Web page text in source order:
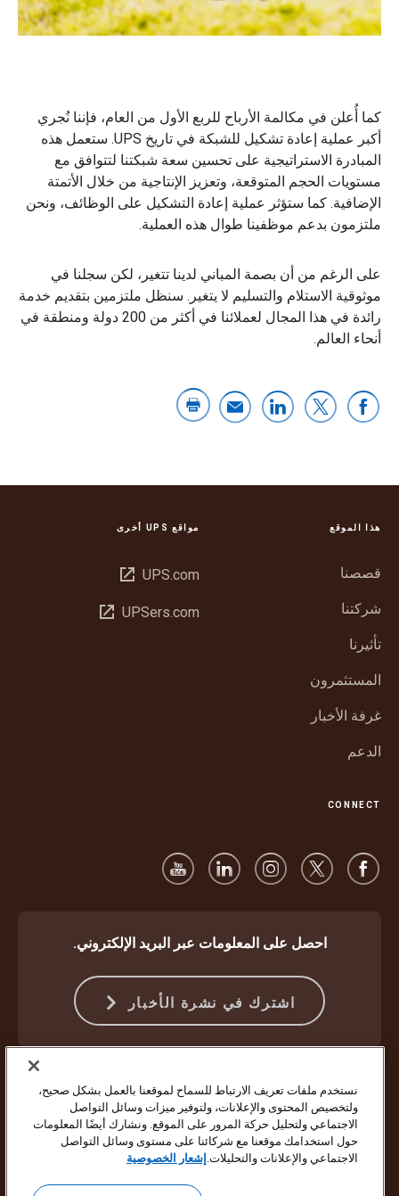
كما أُعلن في مكالمة الأرباح للربع الأول من العام، فإننا نُجري
أكبر عملية إعادة تشكيل للشبكة في تاريخ UPS. ستعمل هذه
المبادرة الاستراتيجية على تحسين سعة شبكتنا لتتوافق مع
مستويات الحجم المتوقعة، وتعزيز الإنتاجية من خلال الأتمتة
الإضافية. كما ستؤثر عملية إعادة التشكيل على الوظائف، ونحن
ملتزمون بدعم موظفينا طوال هذه العملية.
على الرغم من أن بصمة المباني لدينا تتغير، لكن سجلنا في
موثوقية الاستلام والتسليم لا يتغير. سنظل ملتزمين بتقديم خدمة
رائدة في هذا المجال لعملائنا في أكثر من 200 دولة ومنطقة في
أنحاء العالم.
هذا الموقع
قصصنا
شركتنا
تأثيرنا
المستثمرون
غرفة الأخبار
الدعم
مواقع UPS أخرى
UPS.com فتح
نافذة
UPSers.com فتح
CONNECT
احصل على المعلومات عبر البريد الإلكتروني.
اشترك في نشرة الأخبار
إشعار الخصوصية
إعدادات ملفات تعريف الارتباط
جميع الحقوق محفوظة. لم تعد ترغب في تلقي تحديثات بالبريد الإلكتروني؟
إلغاء الاشتراك هنا
لتحديث جميع تفضيلات البريد الإلكتروني الأخرى الخاصة بشركة UPS أو إلغاء
نستخدم ملفات تعريف الارتباط للسماح لموقعنا بالعمل بشكل صحيح،
ولتخصيص المحتوى والإعلانات، ولتوفير ميزات وسائل التواصل
الاجتماعي ولتحليل حركة المرور على الموقع. ونشارك أيضًا المعلومات
حول استخدامك موقعنا مع شركائنا على مستوى وسائل التواصل
الاجتماعي والإعلانات والتحليلات. إشعار الخصوصية